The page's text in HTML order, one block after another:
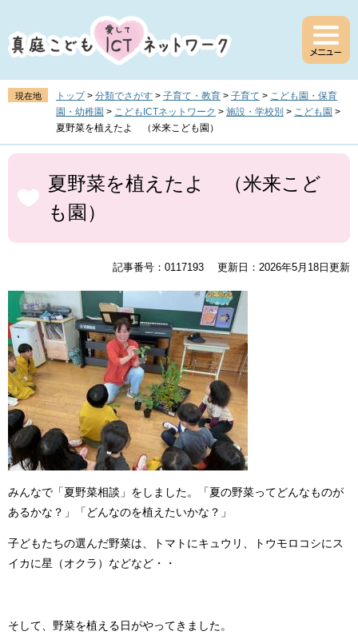
ジ
の
頭
。
ュ
ー
飛
て
本
現在地 トップ > 分類でさがす > 子育て・教育 > 子育て > こども園・保育
園・幼稚園 > こどもICTネットワーク > 施設・学校別 > こども園 >
夏野菜を植えたよ （米来こども園）
本
夏野菜を植えたよ （米来こど
も園）
記事番号：0117193 更新日：2026年5月18日更新
みんなで「夏野菜相談」をしました。「夏の野菜ってどんなものが
あるかな？」「どんなのを植えたいかな？」
子どもたちの選んだ野菜は、トマトにキュウリ、トウモロコシにス
イカに星（オクラ）などなど・・
そして、野菜を植える日がやってきました。